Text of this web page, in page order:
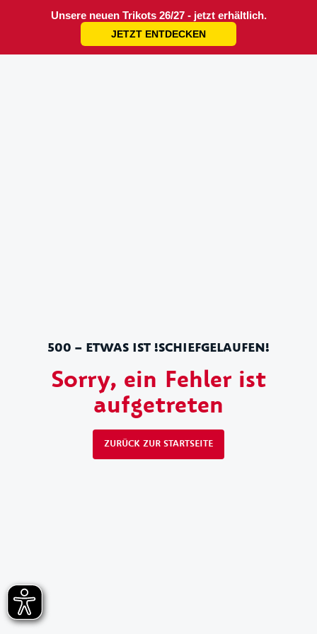
Unsere neuen Trikots 26/27 - jetzt erhältlich.
JETZT ENTDECKEN
500 – ETWAS IST !SCHIEFGELAUFEN!
Sorry, ein Fehler ist
aufgetreten
ZURÜCK ZUR STARTSEITE